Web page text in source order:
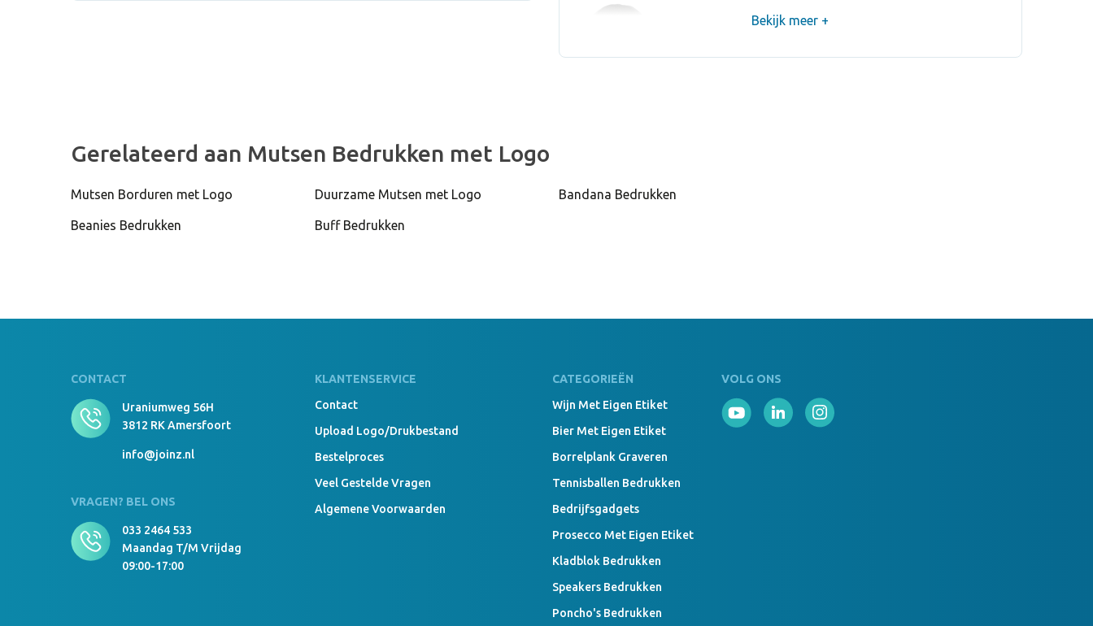
999 Stuks Op Voorraad
Bekijk meer +
Gerelateerd aan Mutsen Bedrukken met Logo
Mutsen Borduren met Logo
Beanies Bedrukken
Duurzame Mutsen met Logo
Buff Bedrukken
Bandana Bedrukken
CONTACT
Uraniumweg 56H
3812 RK Amersfoort
info@joinz.nl
VRAGEN? BEL ONS
033 2464 533
Maandag T/m Vrijdag
09:00-17:00
KLANTENSERVICE
Contact
Upload Logo/drukbestand
Bestelproces
Veel Gestelde Vragen
Algemene Voorwaarden
CATEGORIEËN
Wijn Met Eigen Etiket
Bier Met Eigen Etiket
Borrelplank Graveren
Tennisballen Bedrukken
Bedrijfsgadgets
Prosecco Met Eigen Etiket
Kladblok Bedrukken
Speakers Bedrukken
Poncho's Bedrukken
VOLG ONS